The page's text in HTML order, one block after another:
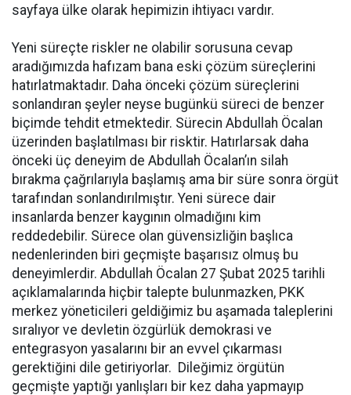
sayfaya ülke olarak hepimizin ihtiyacı vardır.
Yeni süreçte riskler ne olabilir sorusuna cevap
aradığımızda hafızam bana eski çözüm süreçlerini
hatırlatmaktadır. Daha önceki çözüm süreçlerini
sonlandıran şeyler neyse bugünkü süreci de benzer
biçimde tehdit etmektedir. Sürecin Abdullah Öcalan
üzerinden başlatılması bir risktir. Hatırlarsak daha
önceki üç deneyim de Abdullah Öcalan’ın silah
bırakma çağrılarıyla başlamış ama bir süre sonra örgüt
tarafından sonlandırılmıştır. Yeni sürece dair
insanlarda benzer kaygının olmadığını kim
reddedebilir. Sürece olan güvensizliğin başlıca
nedenlerinden biri geçmişte başarısız olmuş bu
deneyimlerdir. Abdullah Öcalan 27 Şubat 2025 tarihli
açıklamalarında hiçbir talepte bulunmazken, PKK
merkez yöneticileri geldiğimiz bu aşamada taleplerini
sıralıyor ve devletin özgürlük demokrasi ve
entegrasyon yasalarını bir an evvel çıkarması
gerektiğini dile getiriyorlar. Dileğimiz örgütün
geçmişte yaptığı yanlışları bir kez daha yapmayıp